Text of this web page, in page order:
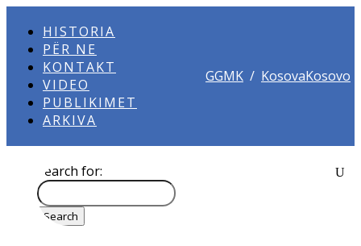
HISTORIA
PËR NE
KONTAKT
VIDEO
PUBLIKIMET
ARKIVA
GGMK / KosovaKosovo
Search for: